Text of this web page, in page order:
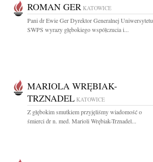
ROMAN GER KATOWICE
Pani dr Ewie Ger Dyrektor Generalnej Uniwersytetu
SWPS wyrazy głębokiego współczucia i...
MARIOLA WRĘBIAK-
TRZNADEL KATOWICE
Z głębokim smutkiem przyjęliśmy wiadomość o
śmierci dr n. med. Marioli Wrębiak-Trznadel...